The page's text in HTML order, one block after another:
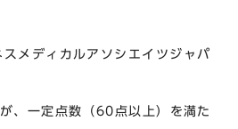
メディカルアソシエイツジャパ
、一定点数（60点以上）を満た